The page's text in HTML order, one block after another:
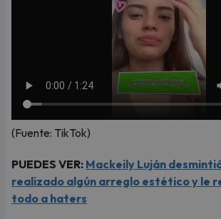
(Fuente: TikTok)
PUEDES VER: Mackeily Luján
realizado algún arreglo estético y le
todo a haters